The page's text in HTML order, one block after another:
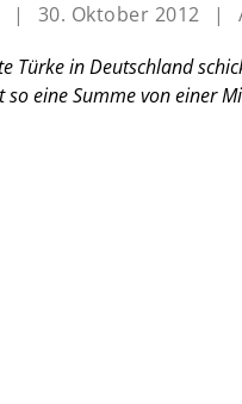
| 30. Oktober 2012 |
Türke in Deutschland
so eine Summe von einer